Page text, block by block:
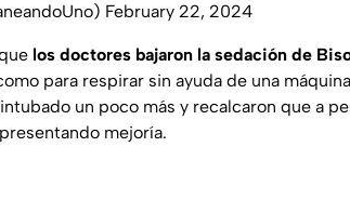
February 22, 2024
los doctores bajaron la sedación de
para respirar sin ayuda de una
un poco más y recalcaron que a
mejoría.